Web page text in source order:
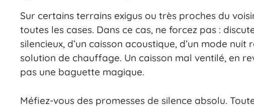
Sur certains terrains exigus ou très proches du
toutes les cases. Dans ce cas, ne forcez pas :
silencieux, d’un caisson acoustique, d’un mode
solution de chauffage. Un caisson mal ventilé, en
pas une baguette magique.
Méfiez-vous des promesses de silence absolu.